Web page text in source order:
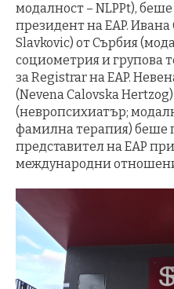
модалност – NLPPt),
президент на EAP.
Slavkovic) от Сърбия
социометрия и групова
за Registrar на EAP.
(Nevena Calovska
(невропсихиатър;
фамилна терапия) беше
представител на EAP
международни